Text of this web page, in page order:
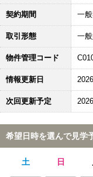
契約期間 一
取引形態 一
物件管理コード
情報更新日
次回更新予定
希望日時を選んで見学
土 日